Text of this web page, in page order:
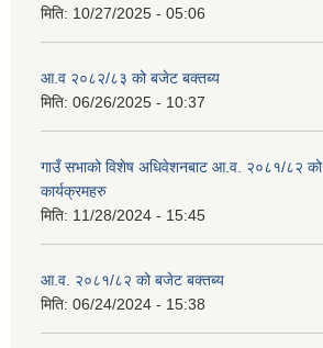
मिति: 10/27/2025 - 05:06
आ.व २०८२/८३ को बजेट बक्तब्य
मिति: 06/26/2025 - 10:37
गाउँ सभाको विशेष अधिवेशनबाट आ.व. २०८१/८२ को
कार्यक्रमहरु
मिति: 11/28/2024 - 15:45
आ.व. २०८१/८२ को बजेट बक्तब्य
मिति: 06/24/2024 - 15:38